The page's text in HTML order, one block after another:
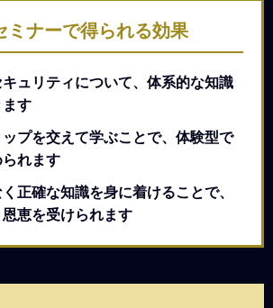
ミナーで得られる効果
ュリティについて、体系的な知識
ます
ップを交えて学ぶことで、体験型で
れます
正確な知識を身に着けることで、
恵を受けられます